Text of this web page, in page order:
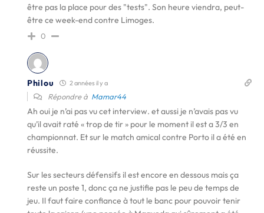
être pas la place pour des "tests". Son heure viendra, peut-
être ce week-end contre Limoges.
0
Philou 2 années il y a
Répondre à Mamar44
Ah oui je n’ai pas vu cet interview. et aussi je n’avais pas vu
qu’il avait raté « trop de tir » pour le moment il est a 3/3 en
championnat. Et sur le match amical contre Porto il a été en
réussite.
Sur les secteurs défensifs il est encore en dessous mais ça
reste un poste 1, donc ça ne justifie pas le peu de temps de
jeu. Il faut faire confiance à tout le banc pour pouvoir tenir